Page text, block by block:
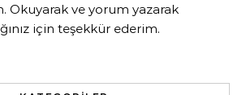
Okuyarak ve yorum yazarak
için teşekkür ederim.